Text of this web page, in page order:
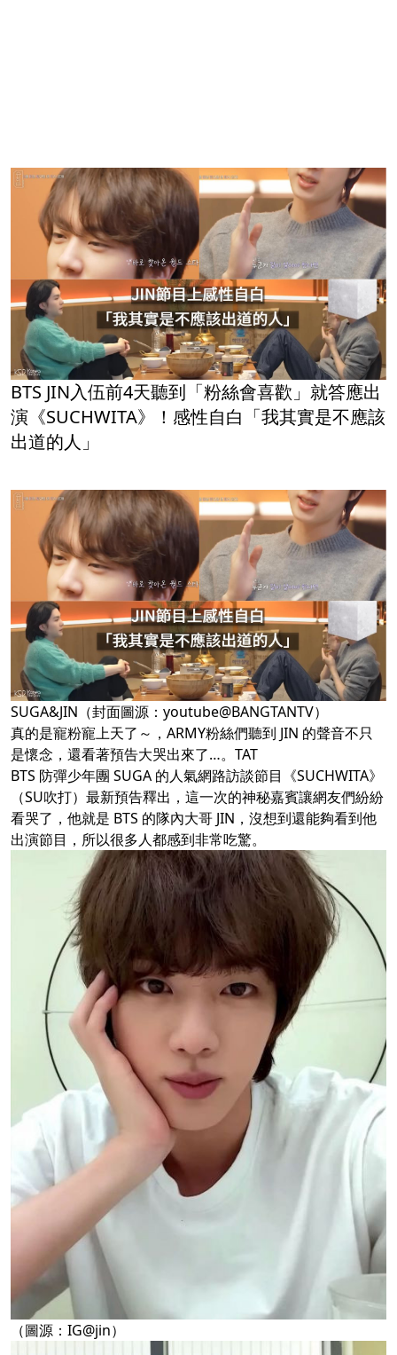
BTS JIN入伍前4天聽到「粉絲會喜歡」就答應出
演《SUCHWITA》！感性自白「我其實是不應該
出道的人」
SUGA&JIN（封面圖源：youtube@BANGTANTV）
真的是寵粉寵上天了～，ARMY粉絲們聽到 JIN 的聲音不只
是懷念，還看著預告大哭出來了…。TAT
BTS 防彈少年團 SUGA 的人氣網路訪談節目《SUCHWITA》
（SU吹打）最新預告釋出，這一次的神秘嘉賓讓網友們紛紛
看哭了，他就是 BTS 的隊內大哥 JIN，沒想到還能夠看到他
出演節目，所以很多人都感到非常吃驚。
（圖源：IG@jin）